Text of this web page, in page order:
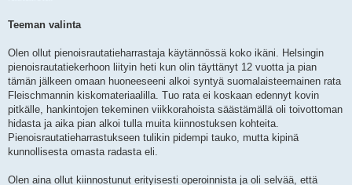
Teeman valinta
Olen ollut pienoisrautatieharrastaja käytännössä koko ikäni. Helsingin
pienoisrautatiekerhoon liityin heti kun olin täyttänyt 12 vuotta ja pian
tämän jälkeen omaan huoneeseeni alkoi syntyä suomalaisteemainen rata
Fleischmannin kiskomateriaalilla. Tuo rata ei koskaan edennyt kovin
pitkälle, hankintojen tekeminen viikkorahoista säästämällä oli toivottoman
hidasta ja aika pian alkoi tulla muita kiinnostuksen kohteita.
Pienoisrautatieharrastukseen tulikin pidempi tauko, mutta kipinä
kunnollisesta omasta radasta eli.
Olen aina ollut kiinnostunut erityisesti operoinnista ja oli selvää, että